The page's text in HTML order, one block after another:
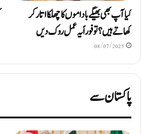
کیا آپ بھی بھیگے باداموں کا چھلکا اتار کر
کھاتے ہیں؟ تو فوراً یہ عمل روک دیں
08/07/2025
پاکستان سے